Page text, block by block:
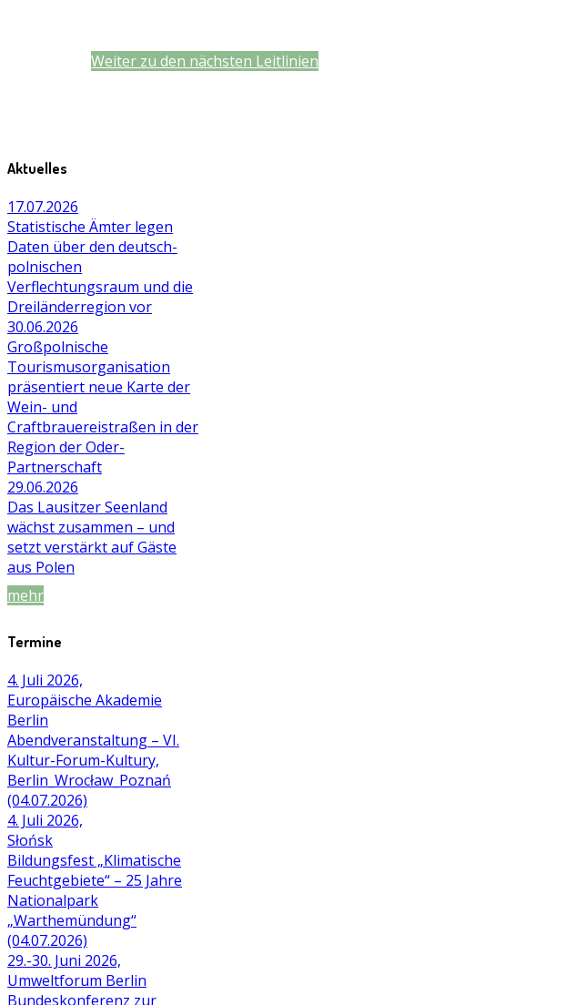
Weiter zu den nächsten Leitlinien
Aktuelles
17.07.2026
Statistische Ämter legen
Daten über den deutsch-
polnischen
Verflechtungsraum und die
Dreiländerregion vor
30.06.2026
Großpolnische
Tourismusorganisation
präsentiert neue Karte der
Wein- und
Craftbrauereistraßen in der
Region der Oder-
Partnerschaft
29.06.2026
Das Lausitzer Seenland
wächst zusammen – und
setzt verstärkt auf Gäste
aus Polen
mehr
Termine
4. Juli 2026,
Europäische Akademie
Berlin
Abendveranstaltung – VI.
Kultur-Forum-Kultury,
Berlin_Wrocław_Poznań
(04.07.2026)
4. Juli 2026,
Słońsk
Bildungsfest „Klimatische
Feuchtgebiete“ – 25 Jahre
Nationalpark
„Warthemündung“
(04.07.2026)
29.-30. Juni 2026,
Umweltforum Berlin
Bundeskonferenz zur